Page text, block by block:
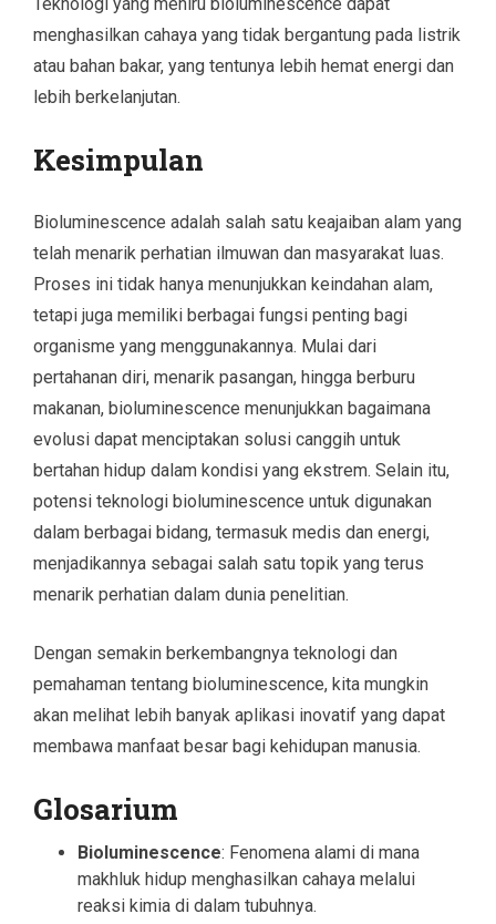
menghasilkan cahaya yang tidak bergantung pada listrik
atau bahan bakar, yang tentunya lebih hemat energi dan
lebih berkelanjutan.
Kesimpulan
Bioluminescence adalah salah satu keajaiban alam yang
telah menarik perhatian ilmuwan dan masyarakat luas.
Proses ini tidak hanya menunjukkan keindahan alam,
tetapi juga memiliki berbagai fungsi penting bagi
organisme yang menggunakannya. Mulai dari
pertahanan diri, menarik pasangan, hingga berburu
makanan, bioluminescence menunjukkan bagaimana
evolusi dapat menciptakan solusi canggih untuk
bertahan hidup dalam kondisi yang ekstrem. Selain itu,
potensi teknologi bioluminescence untuk digunakan
dalam berbagai bidang, termasuk medis dan energi,
menjadikannya sebagai salah satu topik yang terus
menarik perhatian dalam dunia penelitian.
Dengan semakin berkembangnya teknologi dan
pemahaman tentang bioluminescence, kita mungkin
akan melihat lebih banyak aplikasi inovatif yang dapat
membawa manfaat besar bagi kehidupan manusia.
Glosarium
Bioluminescence: Fenomena alami di mana
makhluk hidup menghasilkan cahaya melalui
reaksi kimia di dalam tubuhnya.